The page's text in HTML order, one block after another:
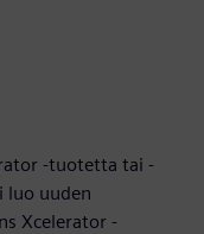
-tuotetta tai -
luo uuden
Xcelerator -